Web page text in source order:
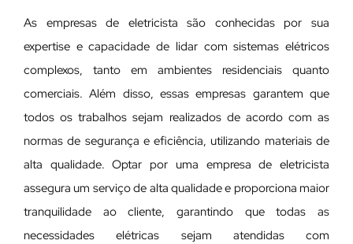
As empresas de eletricista são conhecidas por sua
expertise e capacidade de lidar com sistemas elétricos
complexos, tanto em ambientes residenciais quanto
comerciais. Além disso, essas empresas garantem que
todos os trabalhos sejam realizados de acordo com as
normas de segurança e eficiência, utilizando materiais de
alta qualidade. Optar por uma empresa de eletricista
assegura um serviço de alta qualidade e proporciona maior
tranquilidade ao cliente, garantindo que todas as
necessidades elétricas sejam atendidas com